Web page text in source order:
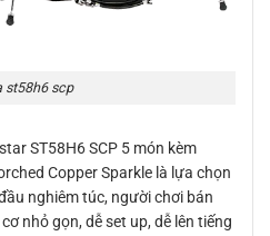
st58h6 scp
ST58H6 SCP 5 món kèm
Copper Sparkle là lựa chọn
nghiêm túc, người chơi bán
nhỏ gọn, dễ set up, dễ lên tiếng